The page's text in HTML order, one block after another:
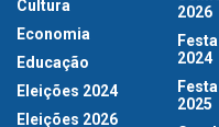
Cultura
Economia
Educação
Eleições 2024
Eleições 2026
2026
2024
2025